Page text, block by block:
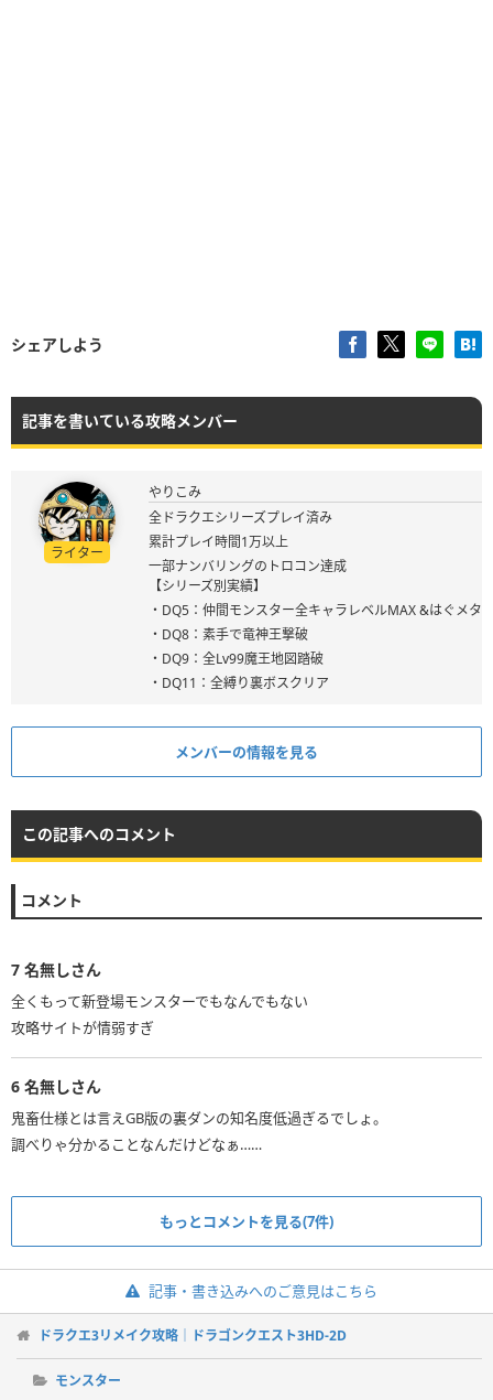
シェアしよう
記事を書いている攻略メンバー
ライター
やりこみ
全ドラクエシリーズプレイ済み
累計プレイ時間1万以上
一部ナンバリングのトロコン達成
【シリーズ別実績】
・DQ5：仲間モンスター全キャラレベルMAX &はぐメタ
・DQ8：素手で竜神王撃破
・DQ9：全Lv99魔王地図踏破
・DQ11：全縛り裏ボスクリア
メンバーの情報を見る
この記事へのコメント
コメント
7 名無しさん
全くもって新登場モンスターでもなんでもない
攻略サイトが情弱すぎ
6 名無しさん
鬼畜仕様とは言えGB版の裏ダンの知名度低過ぎるでしょ。
調べりゃ分かることなんだけどなぁ……
もっとコメントを見る(7件)
記事・書き込みへのご意見はこちら
ドラクエ3リメイク攻略｜ドラゴンクエスト3HD-2D
モンスター